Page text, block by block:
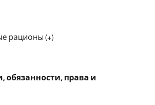
рационы (+)
права и